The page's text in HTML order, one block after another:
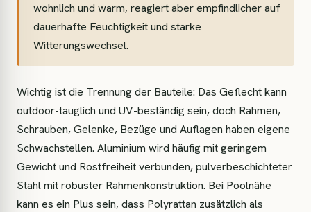
wohnlich und warm, reagiert aber empfindlicher auf
dauerhafte Feuchtigkeit und starke
Witterungswechsel.
Wichtig ist die Trennung der Bauteile: Das Geflecht kann
outdoor-tauglich und UV-beständig sein, doch Rahmen,
Schrauben, Gelenke, Bezüge und Auflagen haben eigene
Schwachstellen. Aluminium wird häufig mit geringem
Gewicht und Rostfreiheit verbunden, pulverbeschichteter
Stahl mit robuster Rahmenkonstruktion. Bei Poolnähe
kann es ein Plus sein, dass Polyrattan zusätzlich als